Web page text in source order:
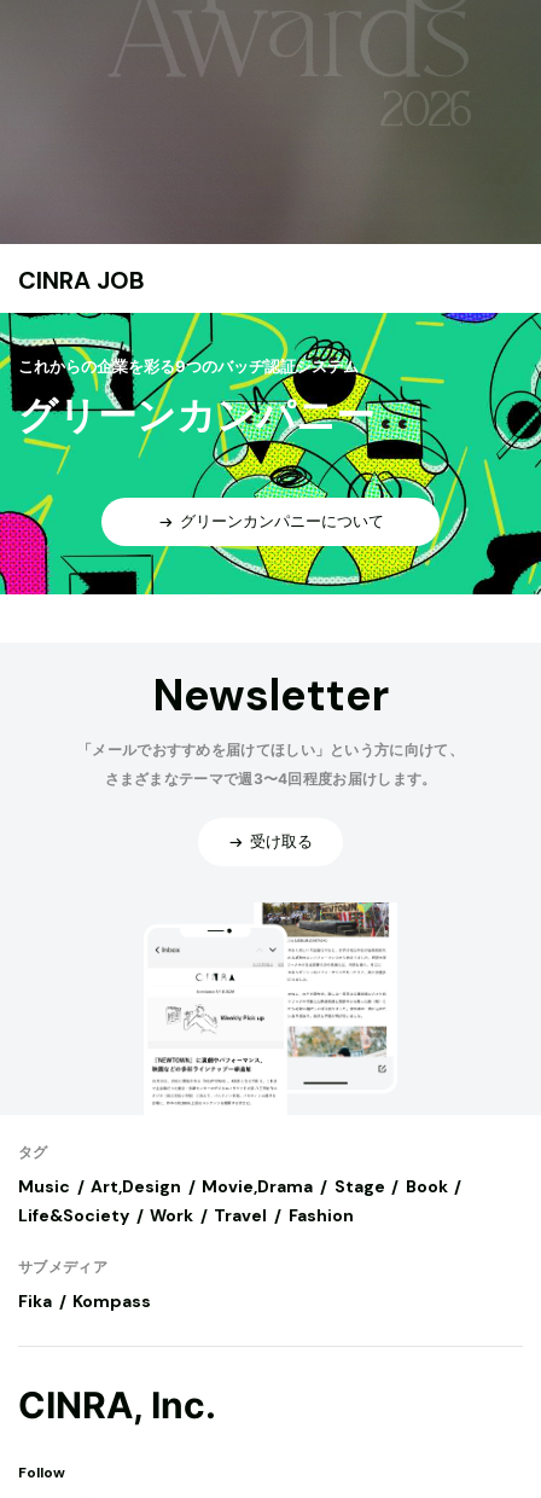
CINRA JOB
これからの企業を彩る9つのバッヂ認証システム
グリーンカンパニー
グリーンカンパニーについて
Newsletter
「メールでおすすめを届けてほしい」という方に向けて、
さまざまなテーマで週3〜4回程度お届けします。
受け取る
タグ
Music Art,Design Movie,Drama Stage
Book
Life&Society
Work Travel Fashion
サブメディア
Fika Kompass
CINRA, Inc.
Follow